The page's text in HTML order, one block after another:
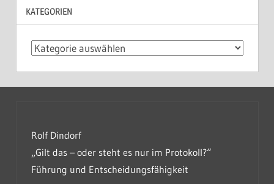
KATEGORIEN
Kategorien
Rolf Dindorf
„Gilt das – oder steht es nur im Protokoll?“
Führung und Entscheidungsfähigkeit